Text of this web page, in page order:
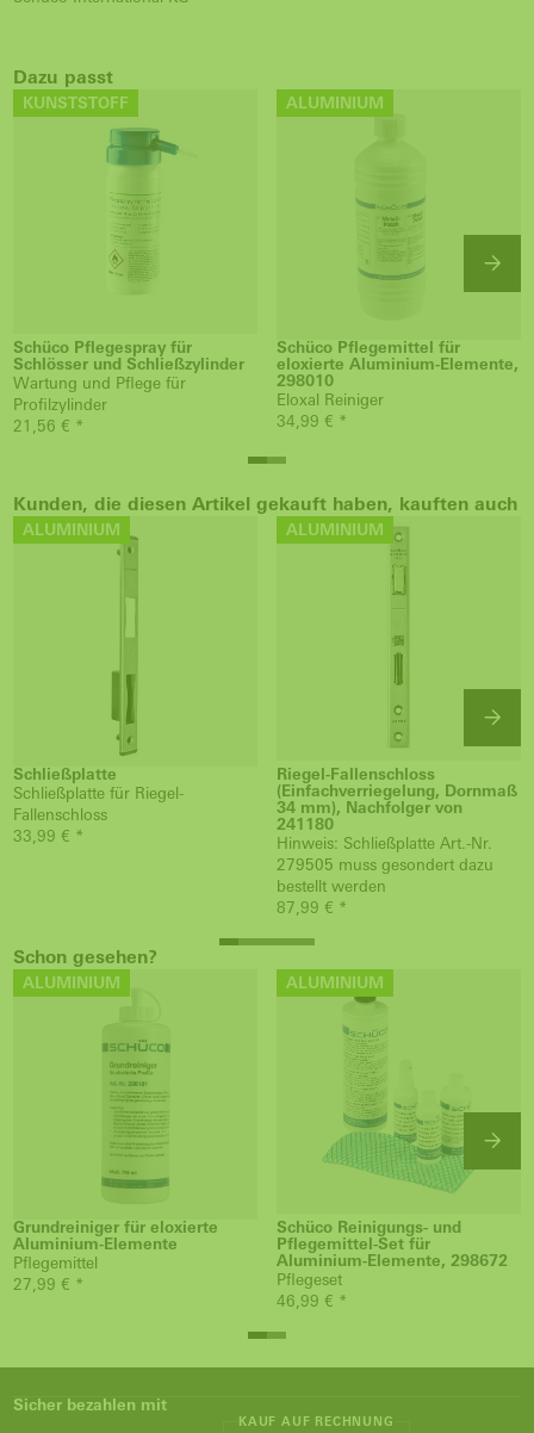
Dazu passt
KUNSTSTOFF
Schüco Pflegespray für
Schlösser und Schließzylinder
Wartung und Pflege für
Profilzylinder
21,56 € *
ALUMINIUM
Schüco Pflegemittel für
eloxierte Aluminium-Elemente,
298010
Eloxal Reiniger
34,99 € *
Kunden, die diesen Artikel gekauft haben, kauften auch
ALUMINIUM
Schließplatte
Schließplatte für Riegel-
Fallenschloss
33,99 € *
ALUMINIUM
Riegel-Fallenschloss
(Einfachverriegelung, Dornmaß
34 mm), Nachfolger von
241180
Hinweis: Schließplatte Art.-Nr.
279505 muss gesondert dazu
bestellt werden
87,99 € *
Schon gesehen?
ALUMINIUM
Grundreiniger für eloxierte
Aluminium-Elemente
Pflegemittel
27,99 € *
ALUMINIUM
Schüco Reinigungs- und
Pflegemittel-Set für
Aluminium-Elemente, 298672
Pflegeset
46,99 € *
Sicher bezahlen mit
KAUF AUF RECHNUNG